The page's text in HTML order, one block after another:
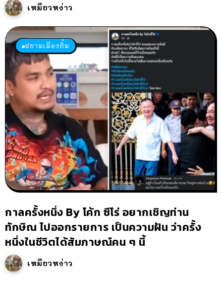
เหมียวหง่าว
สยามเมืองยิ้ม
กาลครั้งหนึ่ง By โค้ก ซีโร่ อยากเชิญท่าน
ทักษิณ ไปออกรายการ เป็นความฝัน ว่าครั้ง
หนึ่งในชีวิตได้สัมภาษณ์คน ๆ นี้
เหมียวหง่าว